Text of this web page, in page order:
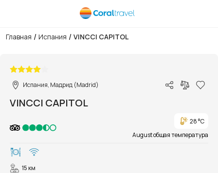
Главная / Испания / VINCCI CAPITOL
Испания, Мадрид (Madrid)
VINCCI CAPITOL
28 °C
August общая температура
15 км